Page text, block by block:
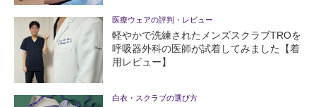
医療ウェアの評判・レビュー
軽やかで洗練されたメンズスクラブTROを
呼吸器外科の医師が試着してみました【着
用レビュー】
白衣・スクラブの選び方